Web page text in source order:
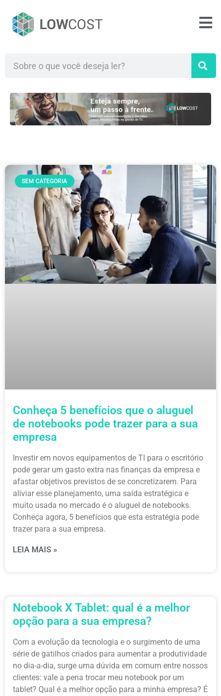
SEM CATEGORIA
Conheça 5 benefícios que o aluguel
de notebooks pode trazer para a sua
empresa
Investir em novos equipamentos de TI para o escritório
pode gerar um gasto extra nas finanças da empresa e
afastar objetivos previstos de se concretizarem. Para
aliviar esse planejamento, uma saída estratégica e
muito usada no mercado é o aluguel de notebooks.
Conheça agora, 5 benefícios que esta estratégia pode
trazer para a sua empresa.
LEIA MAIS »
Notebook X Tablet: qual é a melhor
opção para a sua empresa?
Com a evolução da tecnologia e o surgimento de uma
série de gatilhos criados para aumentar a produtividade
no dia-a-dia, surge uma dúvida em comum entre nossos
clientes: vale a pena trocar meu notebook por um
tablet? Qual é a melhor opção para a minha empresa? É